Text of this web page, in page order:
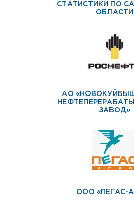
СТАТИСТИКИ ПО
ОБЛАСТИ
АО
ЗАВОД»
ООО «ПЕГАС-